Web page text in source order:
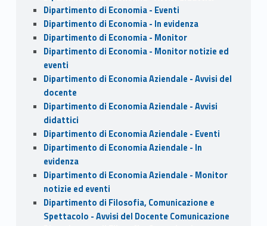
Dipartimento di Economia - Eventi
Dipartimento di Economia - In evidenza
Dipartimento di Economia - Monitor
Dipartimento di Economia - Monitor notizie ed
eventi
Dipartimento di Economia Aziendale - Avvisi del
docente
Dipartimento di Economia Aziendale - Avvisi
didattici
Dipartimento di Economia Aziendale - Eventi
Dipartimento di Economia Aziendale - In
evidenza
Dipartimento di Economia Aziendale - Monitor
notizie ed eventi
Dipartimento di Filosofia, Comunicazione e
Spettacolo - Avvisi del Docente Comunicazione